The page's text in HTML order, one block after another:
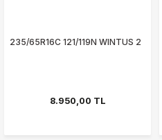
235/65R16C 121/119N WINTUS 2
8.950,00 TL